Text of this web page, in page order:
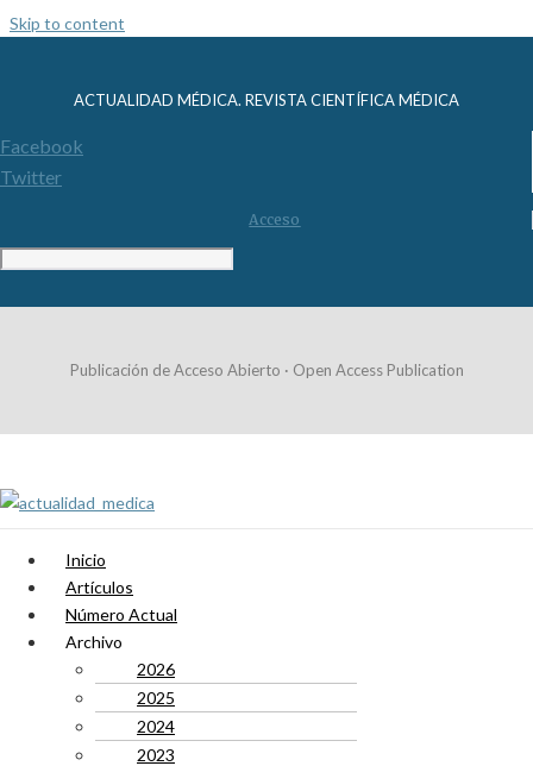
Skip to content
ACTUALIDAD MÉDICA. REVISTA CIENTÍFICA MÉDICA
Facebook
Twitter
Acceso
Publicación de Acceso Abierto · Open Access Publication
Inicio
Artículos
Número Actual
Archivo
2026
2025
2024
2023